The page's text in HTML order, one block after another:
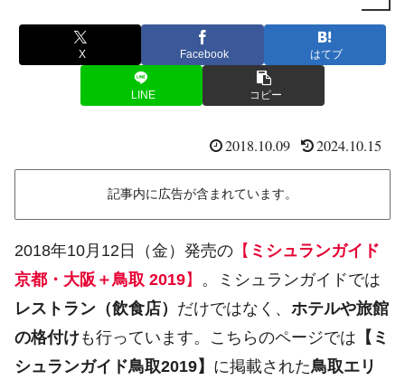
X Facebook はてブ
LINE コピー
2018.10.09 2024.10.15
記事内に広告が含まれています。
2018年10月12日（金）発売の 【 ミシュランガイド
京都・大阪＋鳥取 2019】 。ミシュランガイドでは
レストラン（飲食店） だけではなく、 ホテルや旅館
の格付けも行っています。こちらのページでは 【ミ
シュランガイド鳥取2019】 に掲載された鳥取エリ